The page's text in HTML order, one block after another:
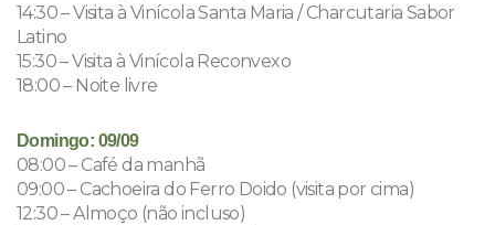
14:30 – Visita à Vinícola Santa Maria / Charcutaria Sabor
Latino
15:30 – Visita à Vinícola Reconvexo
18:00 – Noite livre
Domingo: 09/09
08:00 – Café da manhã
09:00 – Cachoeira do Ferro Doido (visita por cima)
12:30 – Almoço (não incluso)